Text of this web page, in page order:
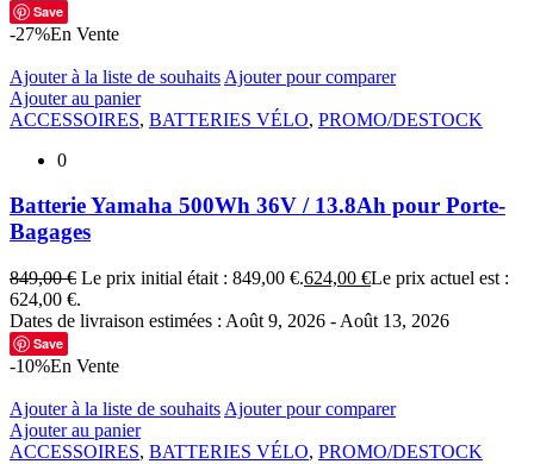
Save
-27%En Vente
Ajouter à la liste de souhaits Ajouter pour comparer
Ajouter au panier
ACCESSOIRES, BATTERIES VÉLO, PROMO/DESTOCK
0
Batterie Yamaha 500Wh 36V / 13.8Ah pour Porte-
Bagages
849,00€ Le prix initial était : 849,00 €.624,00 €Le prix actuel est :
624,00 €.
Dates de livraison estimées : Août 9, 2026 - Août 13, 2026
Save
-10%En Vente
Ajouter à la liste de souhaits Ajouter pour comparer
Ajouter au panier
ACCESSOIRES, BATTERIES VÉLO, PROMO/DESTOCK